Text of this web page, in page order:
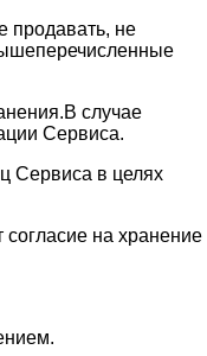
продавать, не
случае
Сервиса.
Сервиса в целях
на хранение